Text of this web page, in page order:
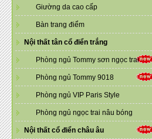
Giường da cao cấp
Bàn trang điểm
Nội thất tân cổ điển trắng
Phòng ngủ Tommy sơn ngọc trai
Phòng ngủ Tommy 9018
Phòng ngủ VIP Paris Style
Phòng ngủ ngọc trai nâu bóng
Nội thất cổ điển châu âu